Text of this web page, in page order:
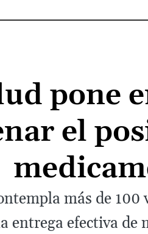
pone
el
más de
entrega efectiva de